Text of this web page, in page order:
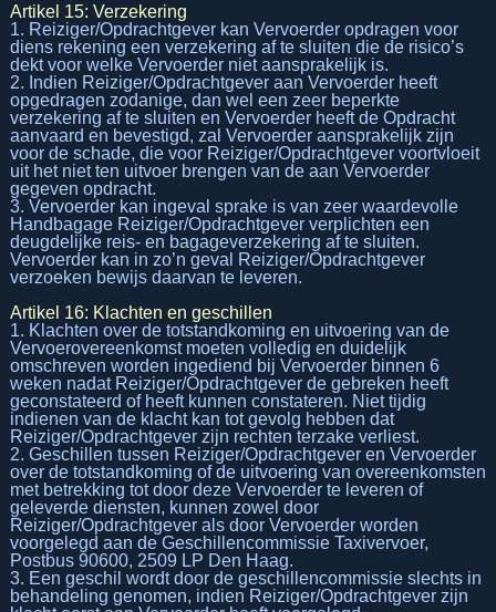
Artikel 15: Verzekering
1. Reiziger/Opdrachtgever kan Vervoerder opdragen voor
diens rekening een verzekering af te sluiten die de risico’s
dekt voor welke Vervoerder niet aansprakelijk is.
2. Indien Reiziger/Opdrachtgever aan Vervoerder heeft
opgedragen zodanige, dan wel een zeer beperkte
verzekering af te sluiten en Vervoerder heeft de Opdracht
aanvaard en bevestigd, zal Vervoerder aansprakelijk zijn
voor de schade, die voor Reiziger/Opdrachtgever voortvloeit
uit het niet ten uitvoer brengen van de aan Vervoerder
gegeven opdracht.
3. Vervoerder kan ingeval sprake is van zeer waardevolle
Handbagage Reiziger/Opdrachtgever verplichten een
deugdelijke reis- en bagageverzekering af te sluiten.
Vervoerder kan in zo’n geval Reiziger/Opdrachtgever
verzoeken bewijs daarvan te leveren.
Artikel 16: Klachten en geschillen
1. Klachten over de totstandkoming en uitvoering van de
Vervoerovereenkomst moeten volledig en duidelijk
omschreven worden ingediend bij Vervoerder binnen 6
weken nadat Reiziger/Opdrachtgever de gebreken heeft
geconstateerd of heeft kunnen constateren. Niet tijdig
indienen van de klacht kan tot gevolg hebben dat
Reiziger/Opdrachtgever zijn rechten terzake verliest.
2. Geschillen tussen Reiziger/Opdrachtgever en Vervoerder
over de totstandkoming of de uitvoering van overeenkomsten
met betrekking tot door deze Vervoerder te leveren of
geleverde diensten, kunnen zowel door
Reiziger/Opdrachtgever als door Vervoerder worden
voorgelegd aan de Geschillencommissie Taxivervoer,
Postbus 90600, 2509 LP Den Haag.
3. Een geschil wordt door de geschillencommissie slechts in
behandeling genomen, indien Reiziger/Opdrachtgever zijn